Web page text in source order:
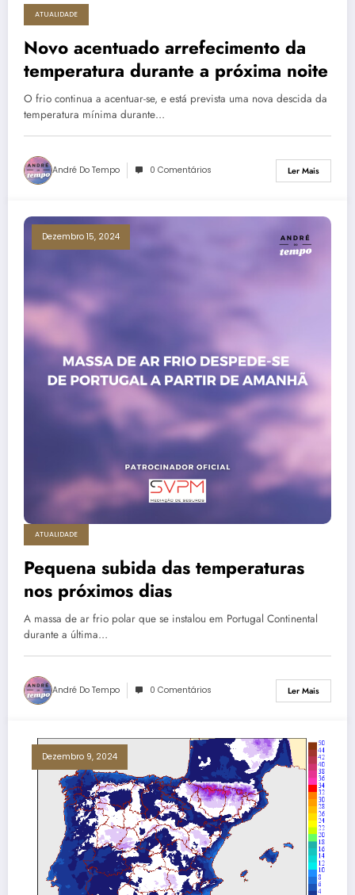
ATUALIDADE
Novo acentuado arrefecimento da
temperatura durante a próxima noite
O frio continua a acentuar-se, e está prevista uma nova descida da
temperatura mínima durante…
André Do Tempo 0 Comentários Ler Mais
Dezembro 15, 2024
ATUALIDADE
Pequena subida das temperaturas
nos próximos dias
A massa de ar frio polar que se instalou em Portugal Continental
durante a última…
André Do Tempo 0 Comentários Ler Mais
Dezembro 9, 2024